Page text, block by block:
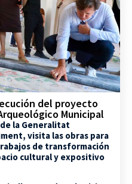
del proyecto
Municipal
la Generalitat
visita las obras para
de transformación
cultural y expositivo